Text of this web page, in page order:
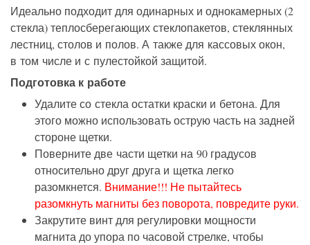
Идеально подходит для одинарных и однокамерных (2
стекла) теплосберегающих стеклопакетов, стеклянных
лестниц, столов и полов. А также для кассовых окон,
в том числе и с пулестойкой защитой.
Подготовка к работе
Удалите со стекла остатки краски и бетона. Для
этого можно использовать острую часть на задней
стороне щетки.
Поверните две части щетки на 90 градусов
относительно друг друга и щетка легко
разомкнется. Внимание!!! Не пытайтесь
разомкнуть магниты без поворота, повредите руки.
Закрутите винт для регулировки мощности
магнита до упора по часовой стрелке, чтобы